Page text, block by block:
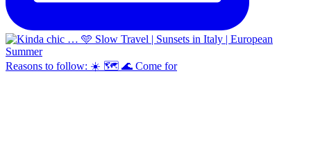
Reasons to follow: ☀️ 🗺️ 🌊 Come for